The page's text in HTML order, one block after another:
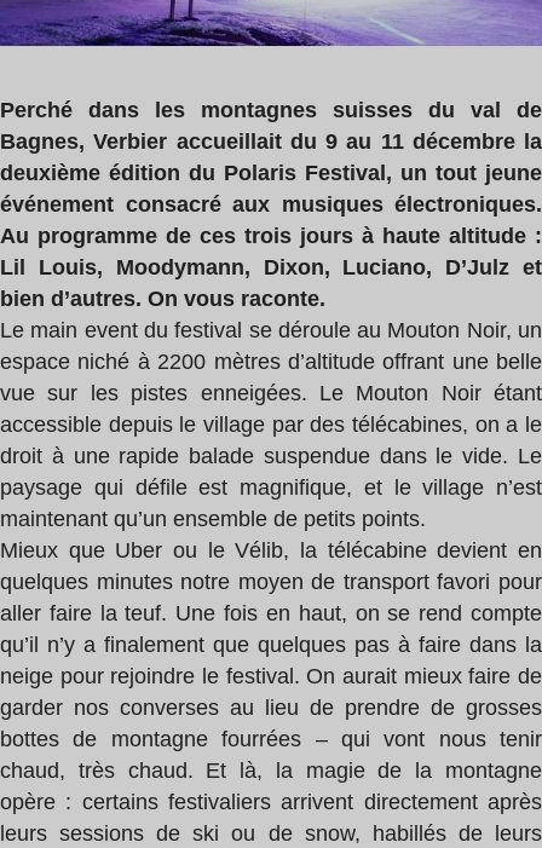
Perché dans les montagnes suisses du val de
Bagnes, Verbier accueillait du 9 au 11 décembre la
deuxième édition du Polaris Festival, un tout jeune
événement consacré aux musiques électroniques.
Au programme de ces trois jours à haute altitude :
Lil Louis, Moodymann, Dixon, Luciano, D’Julz et
bien d’autres. On vous raconte.
Le main event du festival se déroule au Mouton Noir, un
espace niché à 2200 mètres d’altitude offrant une belle
vue sur les pistes enneigées. Le Mouton Noir étant
accessible depuis le village par des télécabines, on a le
droit à une rapide balade suspendue dans le vide. Le
paysage qui défile est magnifique, et le village n’est
maintenant qu’un ensemble de petits points.
Mieux que Uber ou le Vélib, la télécabine devient en
quelques minutes notre moyen de transport favori pour
aller faire la teuf. Une fois en haut, on se rend compte
qu’il n’y a finalement que quelques pas à faire dans la
neige pour rejoindre le festival. On aurait mieux faire de
garder nos converses au lieu de prendre de grosses
bottes de montagne fourrées – qui vont nous tenir
chaud, très chaud. Et là, la magie de la montagne
opère : certains festivaliers arrivent directement après
leurs sessions de ski ou de snow, habillés de leurs